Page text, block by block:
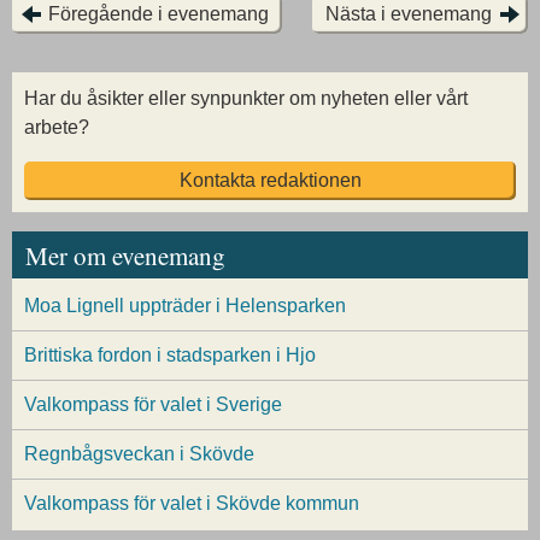
Föregående i evenemang Nästa i evenemang
Har du åsikter eller synpunkter om nyheten eller vårt
arbete?
Kontakta redaktionen
Mer om evenemang
Moa Lignell uppträder i Helensparken
Brittiska fordon i stadsparken i Hjo
Valkompass för valet i Sverige
Regnbågsveckan i Skövde
Valkompass för valet i Skövde kommun